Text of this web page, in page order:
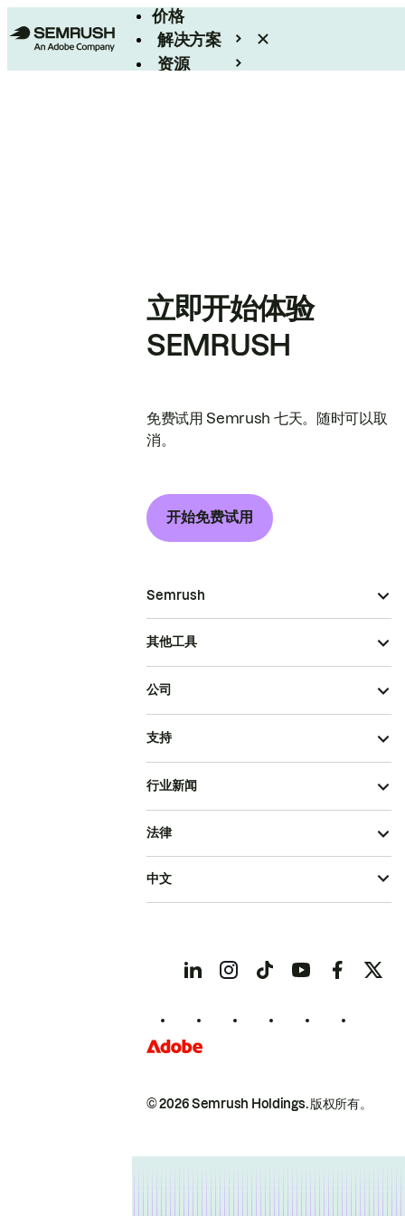
价格
解决方案
资源
立即开始体验
SEMRUSH
免费试用 Semrush 七天。随时可以取
消。
开始免费试用
Semrush
其他工具
公司
支持
行业新闻
© 2026 Semrush Holdings.版权所有。
法律
中文